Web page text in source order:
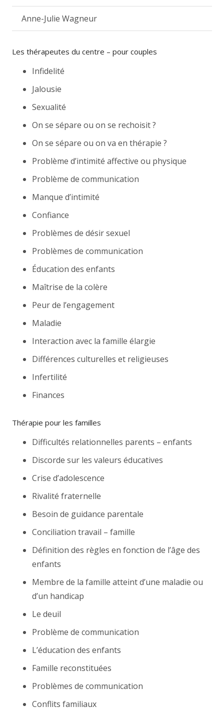
Anne-Julie Wagneur
Les thérapeutes du centre – pour couples
Infidelité
Jalousie
Sexualité
On se sépare ou on se rechoisit ?
On se sépare ou on va en thérapie ?
Problème d’intimité affective ou physique
Problème de communication
Manque d’intimité
Confiance
Problèmes de désir sexuel
Problèmes de communication
Éducation des enfants
Maîtrise de la colère
Peur de l’engagement
Maladie
Interaction avec la famille élargie
Différences culturelles et religieuses
Infertilité
Finances
Thérapie pour les familles
Difficultés relationnelles parents – enfants
Discorde sur les valeurs éducatives
Crise d’adolescence
Rivalité fraternelle
Besoin de guidance parentale
Conciliation travail – famille
Définition des règles en fonction de l’âge des
enfants
Membre de la famille atteint d’une maladie ou
d’un handicap
Le deuil
Problème de communication
L’éducation des enfants
Famille reconstituées
Problèmes de communication
Conflits familiaux